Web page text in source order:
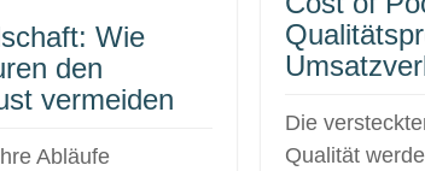
Die
Qualität
Wie
den
vermeiden
Abläufe